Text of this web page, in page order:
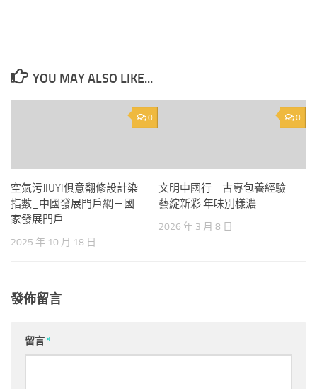
YOU MAY ALSO LIKE...
0
空氣污JIUYI俱意翻修設計染
指數_中國發展門戶網－國
家發展門戶
2025 年 10 月 18 日
0
文明中國行｜古專包養經驗
藝綻新彩 年味別樣濃
2026 年 3 月 8 日
發佈留言
留言*